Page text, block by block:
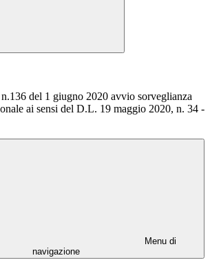
del 1 giugno 2020 avvio sorveglianza
ai sensi del D.L. 19 maggio 2020, n. 34 -
Menu di
navigazione